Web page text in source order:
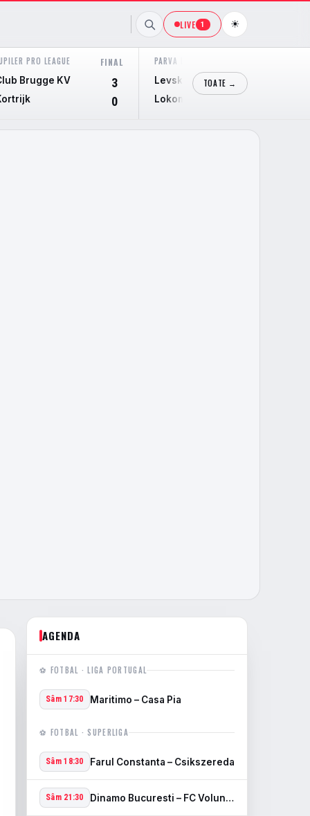
LIVE 1 ☀
PRO LEAGUE FINAL
Brugge KV 3
0
PARVA LIGA
Levski Sofia
Lokomotiv Plovdiv
TOATE →
AGENDA
⚽ FOTBAL · LIGA PORTUGAL
Sâm 17:30 Maritimo – Casa Pia
⚽ FOTBAL · SUPERLIGA
Sâm 18:30 Farul Constanta – Csikszereda
Sâm 21:30 Dinamo Bucuresti – FC Voluntari